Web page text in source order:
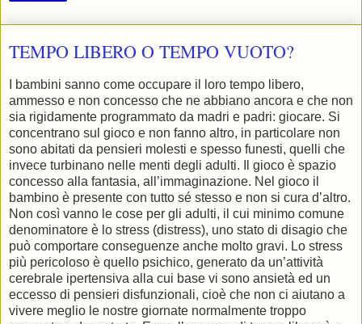
TEMPO LIBERO O TEMPO VUOTO?
I bambini sanno come occupare il loro tempo libero,
ammesso e non concesso che ne abbiano ancora e che non
sia rigidamente programmato da madri e padri: giocare. Si
concentrano sul gioco e non fanno altro, in particolare non
sono abitati da pensieri molesti e spesso funesti, quelli che
invece turbinano nelle menti degli adulti. Il gioco è spazio
concesso alla fantasia, all’immaginazione. Nel gioco il
bambino è presente con tutto sé stesso e non si cura d’altro.
Non così vanno le cose per gli adulti, il cui minimo comune
denominatore è lo stress (distress), uno stato di disagio che
può comportare conseguenze anche molto gravi. Lo stress
più pericoloso è quello psichico, generato da un’attività
cerebrale ipertensiva alla cui base vi sono ansietà ed un
eccesso di pensieri disfunzionali, cioè che non ci aiutano a
vivere meglio le nostre giornate normalmente troppo